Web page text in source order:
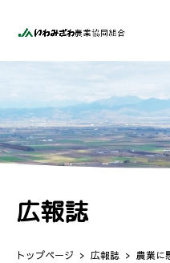
広報誌
トップページ 広報誌 農業に